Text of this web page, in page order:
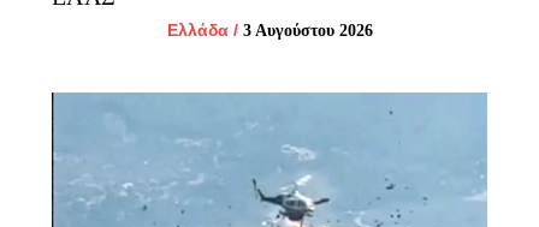
Ελλάδα/ 3 Αυγούστου 2026